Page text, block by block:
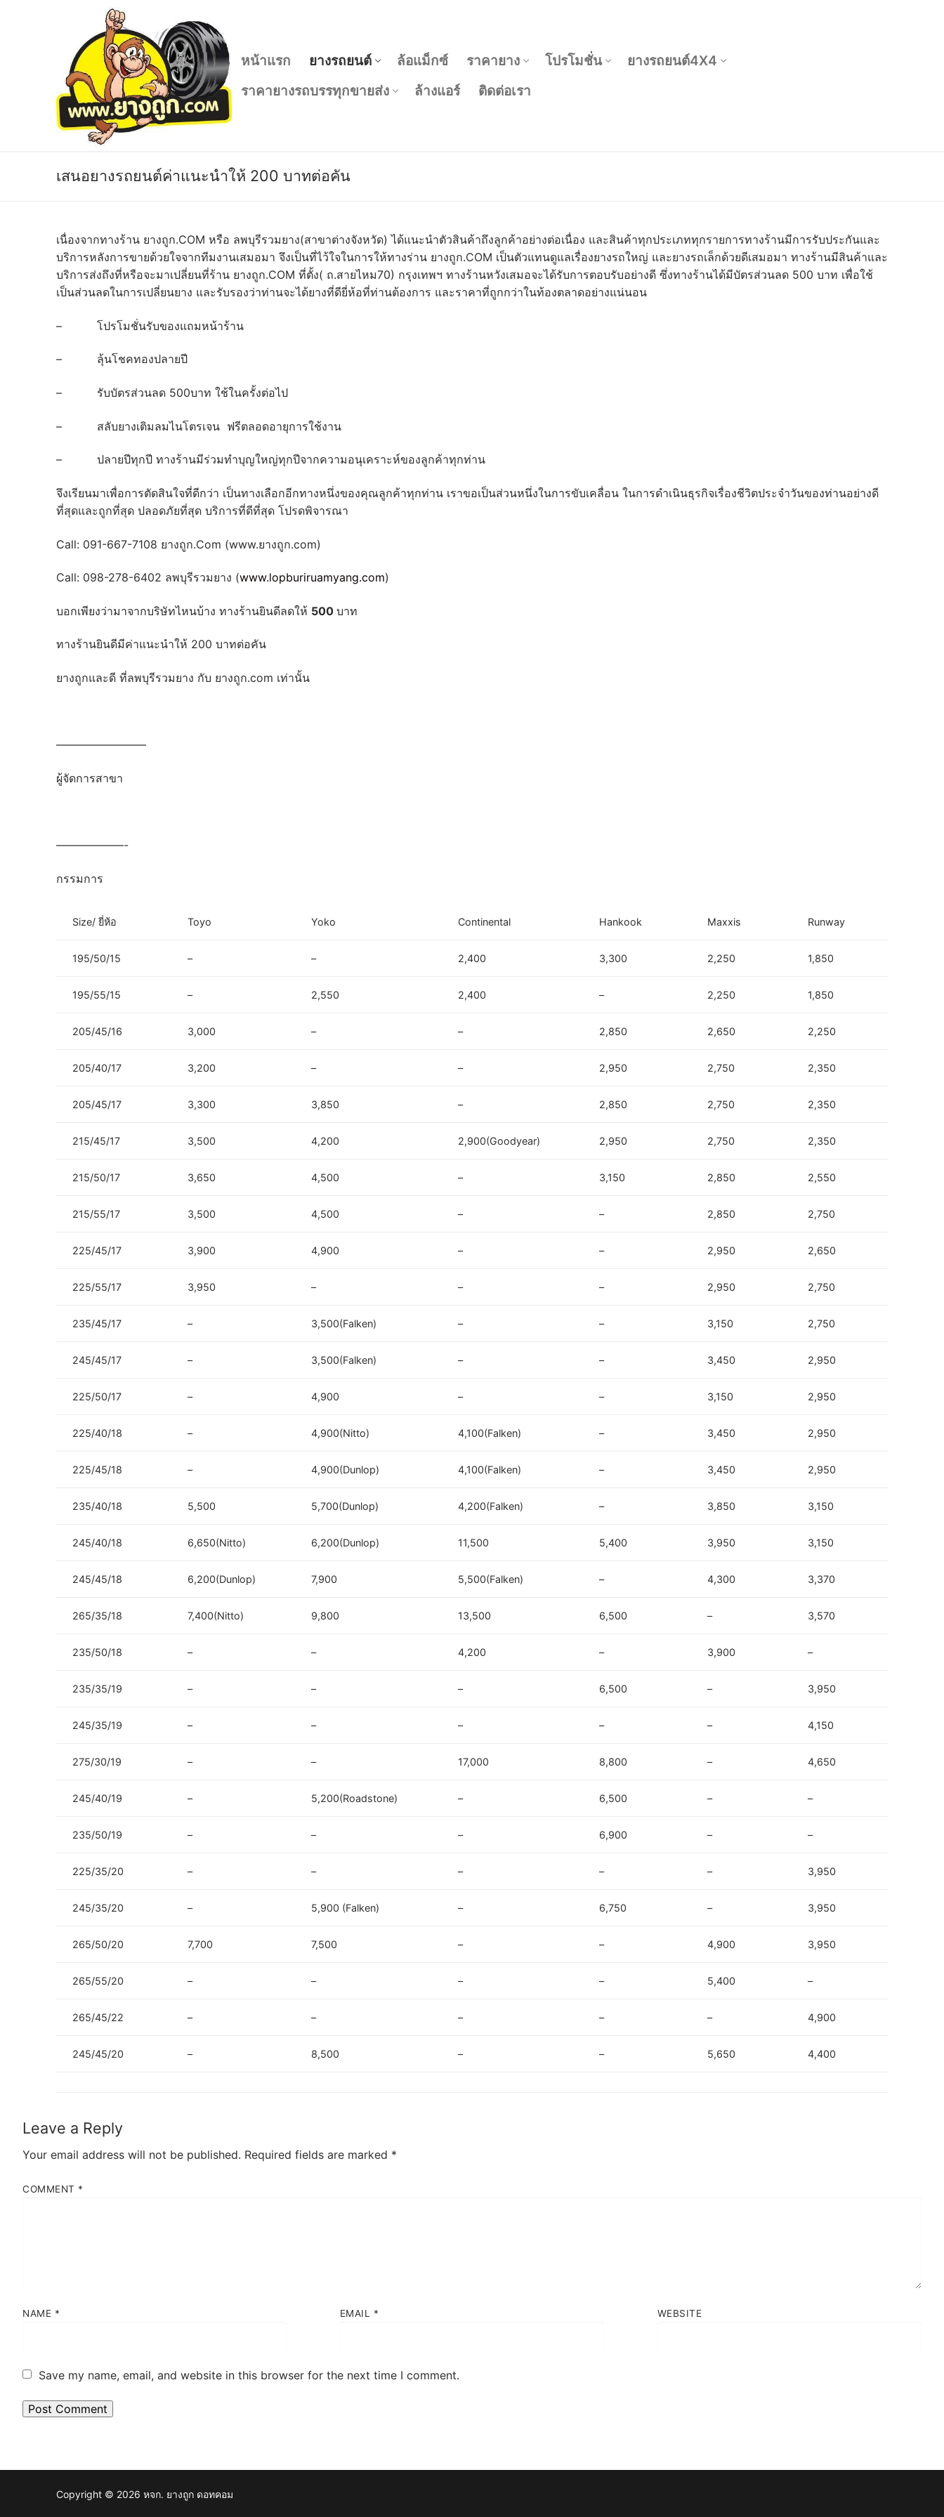
หน้าแรก ยางรถยนต์ ล้อแม็กซ์ ราคายาง โปรโมชั่น
ยางรถยนต์4X4
ราคายางรถบรรทุกขายส่ง
ล้างแอร์ ติดต่อเรา
เสนอยางรถยนต์ค่าแนะนำให้ 200 บาทต่อคัน
เนื่องจากทางร้าน ยางถูก.COM หรือ ลพบุรีรวมยาง(สาขาต่างจังหวัด) ได้แนะนำตัวสินค้าถึงลูกค้าอย่างต่อเนื่อง และสินค้าทุกประเภททุกรายการทางร้านมีการรับประกันและ
บริการหลังการขายด้วยใจจากทีมงานเสมอมา จึงเป็นที่ไว้ใจในการให้ทางร่าน ยางถูก.COM เป็นตัวแทนดูแลเรื่องยางรถใหญ่ และยางรถเล็กด้วยดีเสมอมา ทางร้านมีสินค้าและ
บริการส่งถึงที่หรือจะมาเปลี่ยนที่ร้าน ยางถูก.COM ที่ตั้ง( ถ.สายไหม70) กรุงเทพฯ ทางร้านหวังเสมอจะได้รับการตอบรับอย่างดี ซึ่งทางร้านได้มีบัตรส่วนลด 500 บาท เพื่อใช้
เป็นส่วนลดในการเปลี่ยนยาง และรับรองว่าท่านจะได้ยางที่ดียี่ห้อที่ท่านต้องการ และราคาที่ถูกกว่าในท้องตลาดอย่างแน่นอน
– โปรโมชั่นรับของแถมหน้าร้าน
– ลุ้นโชคทองปลายปี
– รับบัตรส่วนลด 500บาท ใช้ในครั้งต่อไป
– สลับยางเติมลมไนโตรเจน ฟรีตลอดอายุการใช้งาน
– ปลายปีทุกปี ทางร้านมีร่วมทำบุญใหญ่ทุกปีจากความอนุเคราะห์ของลูกค้าทุกท่าน
จึงเรียนมาเพื่อการตัดสินใจที่ดีกว่า เป็นทางเลือกอีกทางหนึ่งของคุณลูกค้าทุกท่าน เราขอเป็นส่วนหนึ่งในการขับเคลื่อน ในการดำเนินธุรกิจเรื่องชีวิตประจำวันของท่านอย่างดี
ที่สุดและถูกที่สุด ปลอดภัยที่สุด บริการที่ดีที่สุด โปรดพิจารณา
Call: 091-667-7108 ยางถูก.Com (www.ยางถูก.com)
Call: 098-278-6402 ลพบุรีรวมยาง (www.lopburiruamyang.com)
บอกเพียงว่ามาจากบริษัทไหนบ้าง ทางร้านยินดีลดให้ 500 บาท
ทางร้านยินดีมีค่าแนะนำให้ 200 บาทต่อคัน
ยางถูกและดี ที่ลพบุรีรวมยาง กับ ยางถูก.com เท่านั้น
————————
ผู้จัดการสาขา
——————-
กรรมการ
Size/ ยี่ห้อ Toyo Yoko Continental Hankook Maxxis Runway
195/50/15 – – 2,400 3,300 2,250 1,850
195/55/15 – 2,550 2,400 – 2,250 1,850
205/45/16 3,000 – – 2,850 2,650 2,250
205/40/17 3,200 – – 2,950 2,750 2,350
205/45/17 3,300 3,850 – 2,850 2,750 2,350
215/45/17 3,500 4,200 2,900(Goodyear) 2,950 2,750 2,350
215/50/17 3,650 4,500 – 3,150 2,850 2,550
215/55/17 3,500 4,500 – – 2,850 2,750
225/45/17 3,900 4,900 – – 2,950 2,650
225/55/17 3,950 – – – 2,950 2,750
235/45/17 – 3,500(Falken) – – 3,150 2,750
245/45/17 – 3,500(Falken) – – 3,450 2,950
225/50/17 – 4,900 – – 3,150 2,950
225/40/18 – 4,900(Nitto) 4,100(Falken) – 3,450 2,950
225/45/18 – 4,900(Dunlop) 4,100(Falken) – 3,450 2,950
235/40/18 5,500 5,700(Dunlop) 4,200(Falken) – 3,850 3,150
245/40/18 6,650(Nitto) 6,200(Dunlop) 11,500 5,400 3,950 3,150
245/45/18 6,200(Dunlop) 7,900 5,500(Falken) – 4,300 3,370
265/35/18 7,400(Nitto) 9,800 13,500 6,500 – 3,570
235/50/18 – – 4,200 – 3,900 –
235/35/19 – – – 6,500 – 3,950
245/35/19 – – – – – 4,150
275/30/19 – – 17,000 8,800 – 4,650
245/40/19 – 5,200(Roadstone) – 6,500 – –
235/50/19 – – – 6,900 – –
225/35/20 – – – – – 3,950
245/35/20 – 5,900 (Falken) – 6,750 – 3,950
265/50/20 7,700 7,500 – – 4,900 3,950
265/55/20 – – – – 5,400 –
265/45/22 – – – – – 4,900
245/45/20 – 8,500 – – 5,650 4,400
Leave a Reply
Your email address will not be published. Required fields are marked *
COMMENT *
NAME * EMAIL * WEBSITE
Save my name, email, and website in this browser for the next time I comment.
Copyright © 2026 หจก. ยางถูก ดอทคอม